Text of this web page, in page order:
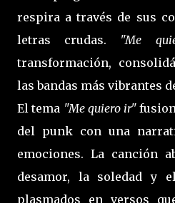
respira a través de sus
letras crudas. "Me
transformación,
las bandas más vibrantes
El tema "Me quiero ir"
del punk con una
emociones. La canción
desamor, la soledad y
plasmados en versos